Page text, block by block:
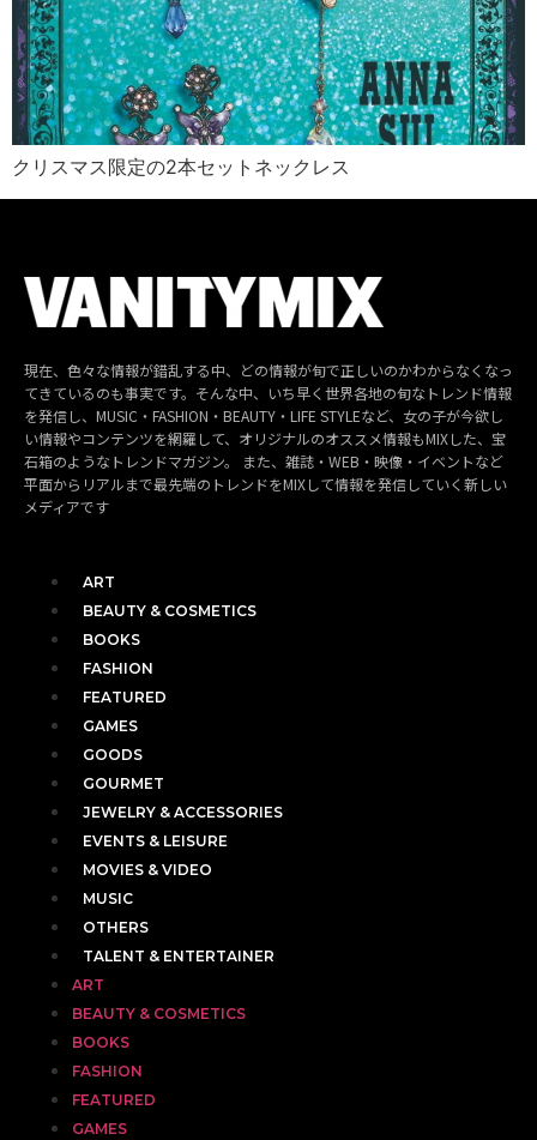
クリスマス限定の2本セットネックレス
現在、色々な情報が錯乱する中、どの情報が旬で正しいのかわからなくなっ
てきているのも事実です。そんな中、いち早く世界各地の旬なトレンド情報
を発信し、MUSIC・FASHION・BEAUTY・LIFE STYLEなど、女の子が今欲し
い情報やコンテンツを網羅して、オリジナルのオススメ情報もMIXした、宝
石箱のようなトレンドマガジン。 また、雑誌・WEB・映像・イベントなど
平面からリアルまで最先端のトレンドをMIXして情報を発信していく新しい
メディアです
ART
BEAUTY & COSMETICS
BOOKS
FASHION
FEATURED
GAMES
GOODS
GOURMET
JEWELRY & ACCESSORIES
EVENTS & LEISURE
MOVIES & VIDEO
MUSIC
OTHERS
TALENT & ENTERTAINER
ART
BEAUTY & COSMETICS
BOOKS
FASHION
FEATURED
GAMES